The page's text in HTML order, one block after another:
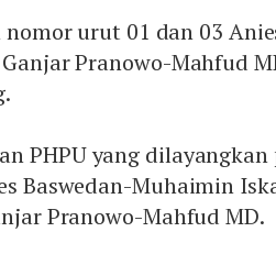
urut 01 dan 03
Pranowo-Mahfud
PHPU yang dilayangkan
Baswedan-Muhaimin
Pranowo-Mahfud MD.